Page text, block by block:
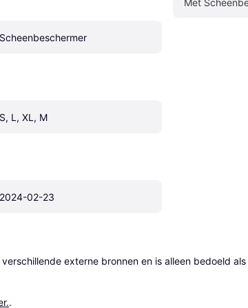
Scheenbeschermer
S, L, XL, M
2024-02-23
externe bronnen en is alleen bedoeld als
.